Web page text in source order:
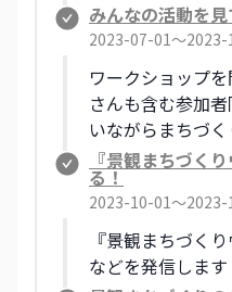
みんなの活動を
2023-07-01〜2023-
ワークショップ
さんも含む参加
いながらまちづ
ます！ 実施され
の活動にご協力い
ています！
『景観まちづく
る！
2023-10-01〜2023-
『景観まちづく
などを発信します